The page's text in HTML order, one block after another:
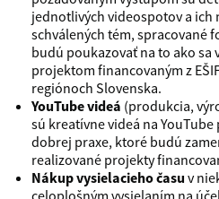
jednotlivých videospotov a
schválených tém, spracované
budú poukazovať na to ako sa
projektom financovaným z
regiónoch Slovenska.
YouTube videá (produkcia,
sú kreatívne videá na
dobrej praxe, ktoré budú
realizované projekty
Nákup vysielacieho času v